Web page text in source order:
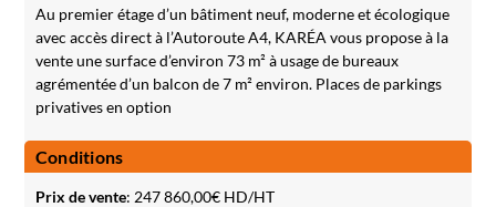
Au premier étage d’un bâtiment neuf, moderne et écologique
avec accès direct à l’Autoroute A4, KARÉA vous propose à la
vente une surface d’environ 73 m² à usage de bureaux
agrémentée d’un balcon de 7 m² environ. Places de parkings
privatives en option
Conditions
Prix de vente: 247 860,00€ HD/HT